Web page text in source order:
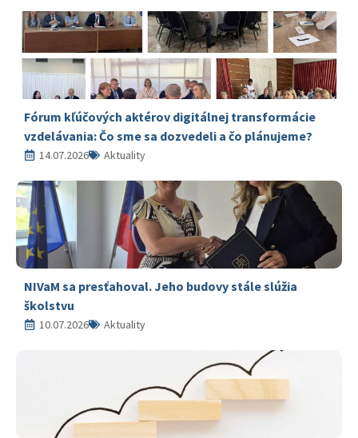
Fórum kľúčových aktérov digitálnej transformácie
vzdelávania: Čo sme sa dozvedeli a čo plánujeme?
14.07.2026 Aktuality
NIVaM sa presťahoval. Jeho budovy stále slúžia
školstvu
10.07.2026 Aktuality